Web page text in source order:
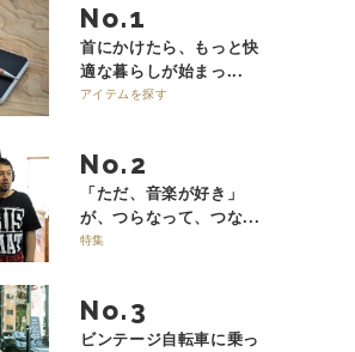
No.
首にかけたら、もっと快
適な暮らしが始まっ...
アイテムを探す
No.
「ただ、音楽が好き」
が、つらなって、つな...
特集
No.
ビンテージ自転車に乗っ